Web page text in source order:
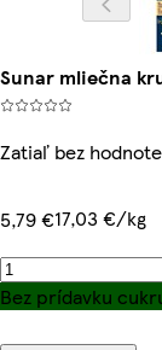
Sunar mliečna
Zatiaľ bez
5,79 €17,03 €/kg
Bez prídavku